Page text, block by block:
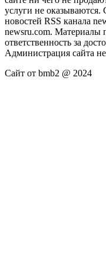
услуги не оказываются.
новостей RSS канала
newsru.com. Материалы
ответственность за
Администрация сайта не
Сайт от bmb2 @ 2024